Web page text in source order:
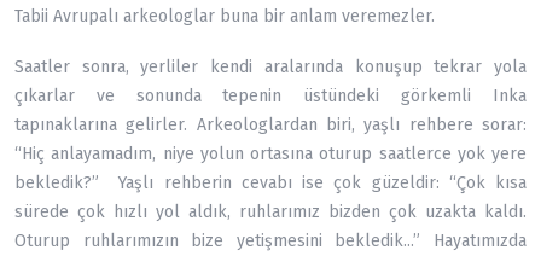
Tabii Avrupalı arkeologlar buna bir anlam veremezler.
Saatler sonra, yerliler kendi aralarında konuşup tekrar yola
çıkarlar ve sonunda tepenin üstündeki görkemli Inka
tapınaklarına gelirler. Arkeologlardan biri, yaşlı rehbere sorar:
“Hiç anlayamadım, niye yolun ortasına oturup saatlerce yok yere
bekledik?” Yaşlı rehberin cevabı ise çok güzeldir: “Çok kısa
sürede çok hızlı yol aldık, ruhlarımız bizden çok uzakta kaldı.
Oturup ruhlarımızın bize yetişmesini bekledik...” Hayatımızda